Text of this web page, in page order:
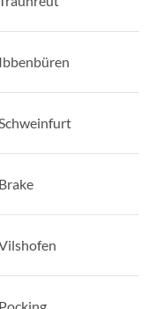
Ibbenbüren
Brake